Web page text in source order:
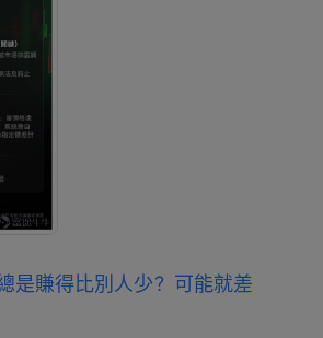
是賺得比別人少？可能就差